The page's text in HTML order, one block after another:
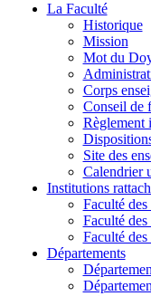
La Faculté
Historique
Mission
Mot du
Corps
Conseil de
Règlement
Site des
Calendrier
Institutions
Faculté
Faculté
Faculté
Départements